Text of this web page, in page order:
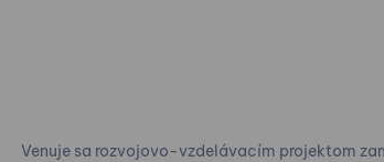
Venuje sa rozvojovo-vzdelávacím projektom